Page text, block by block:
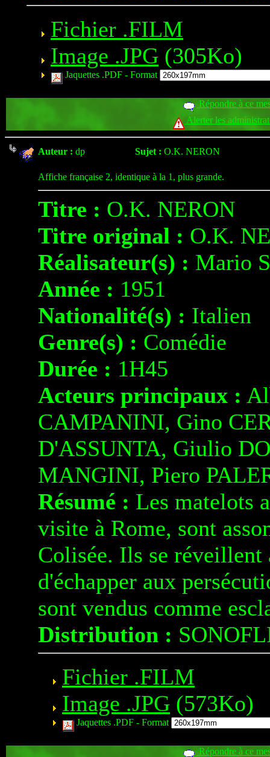
Fichier .FILM
Image .JPG (305Ko)
Jaquettes .PDF - Format
Répondre à ce
Alerter les
Auteur : dp Sujet : O.K. NERON
Affiche française 2, identique à la 1, plus grande.
Titre : O.K. NERON
Titre original : O.K.
Réalisateur(s) : Mario
Année : 1951
Nationalité(s) : Italien
Genre(s) : Comédie
Durée : 1H45
Acteurs principaux :
CAMPANINI, Gino
D'ASSUNTA, Giulio
MANGINI, Piero
Résumé : Les matelots
visite à Rome, sont
Colisée. Ils se
d'échapper aux
sont vendus comme
Distribution :
Fichier .FILM
Image .JPG (573Ko)
Jaquettes .PDF - Format
Répondre à ce